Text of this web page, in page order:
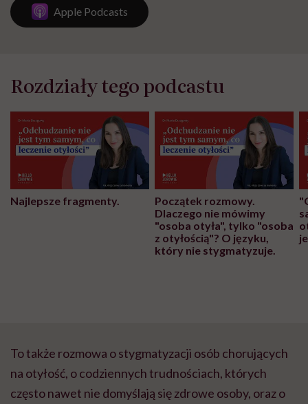
Apple Podcasts
Rozdziały tego podcastu
Najlepsze fragmenty.
Początek rozmowy.
Dlaczego nie mówimy
"osoba otyła", tylko "osoba
z otyłością"? O języku,
który nie stygmatyzuje.
To także rozmowa o stygmatyzacji osób chorujących
na otyłość, o codziennych trudnościach, których
często nawet nie domyślają się zdrowe osoby, oraz o